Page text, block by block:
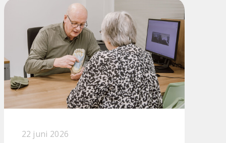
22 juni 2026